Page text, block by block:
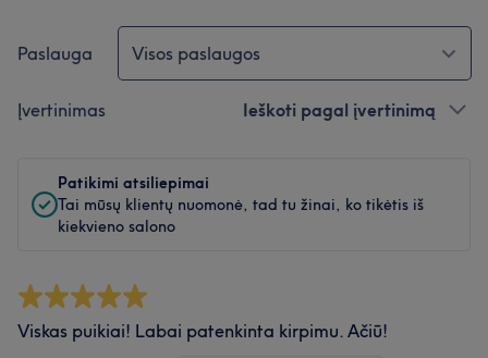
Paslauga Visos paslaugos
Įvertinimas Ieškoti pagal įvertinimą
Patikimi atsiliepimai
Tai mūsų klientų nuomonė, tad tu žinai, ko tikėtis iš
kiekvieno salono
Viskas puikiai! Labai patenkinta kirpimu. Ačiū!